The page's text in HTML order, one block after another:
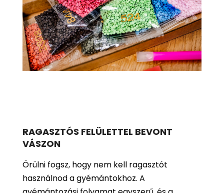
RAGASZTÓS FELÜLETTEL BEVONT
VÁSZON
Örülni fogsz, hogy nem kell ragasztót
használnod a gyémántokhoz. A